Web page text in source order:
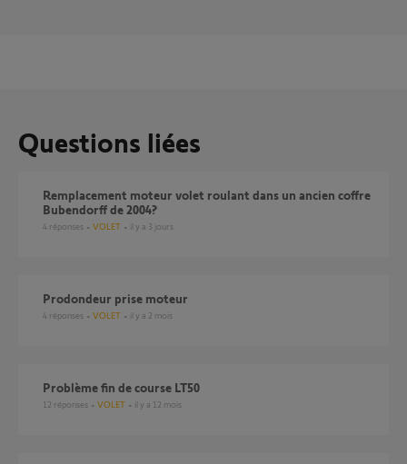
Questions liées
Remplacement moteur volet roulant dans un ancien coffre
Bubendorff de 2004?
4 réponses VOLET il y a 3 jours
Prodondeur prise moteur
4 réponses VOLET il y a 2 mois
Problème fin de course LT50
12 réponses VOLET il y a 12 mois